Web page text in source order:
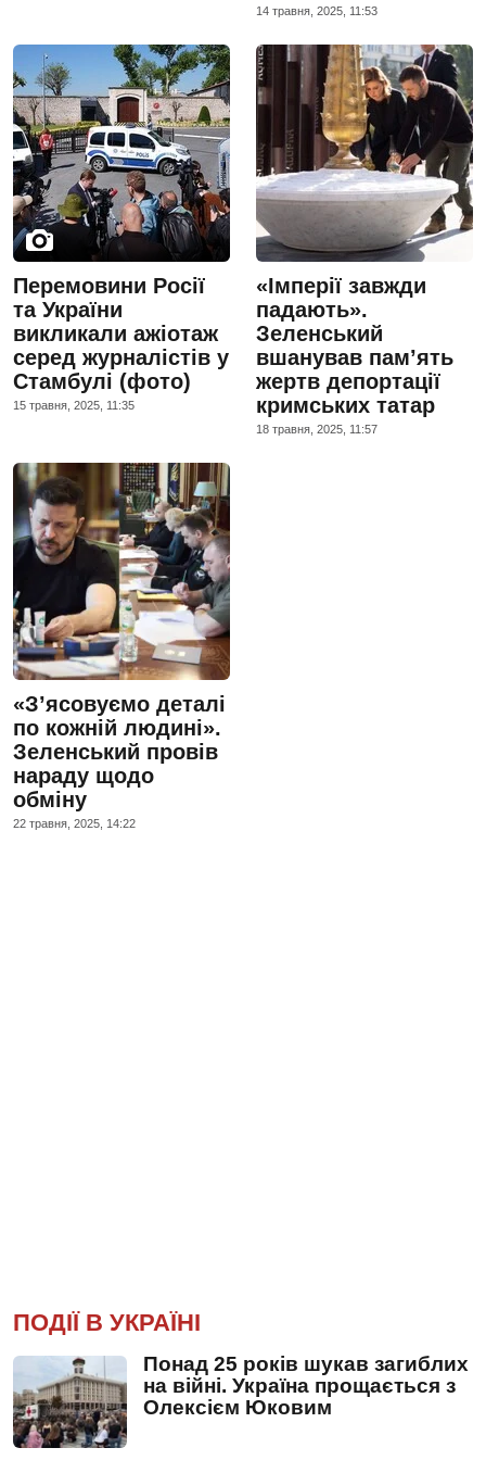
14 травня, 2025, 11:53
Перемовини Росії
та України
викликали ажіотаж
серед журналістів у
Стамбулі (фото)
15 травня, 2025, 11:35
«Імперії завжди
падають».
Зеленський
вшанував пам’ять
жертв депортації
кримських татар
18 травня, 2025, 11:57
«Зʼясовуємо деталі
по кожній людині».
Зеленський провів
нараду щодо
обміну
22 травня, 2025, 14:22
ПОДІЇ В УКРАЇНІ
Понад 25 років шукав загиблих
на війні. Україна прощається з
Олексієм Юковим